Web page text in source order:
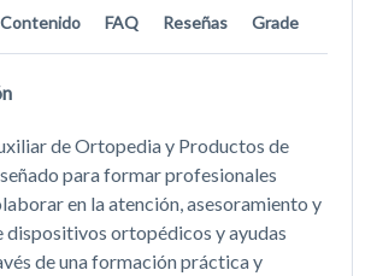
Contenido FAQ Reseñas Grade
de Ortopedia y Productos de
para formar profesionales
en la atención, asesoramiento y
dispositivos ortopédicos y ayudas
de una formación práctica y